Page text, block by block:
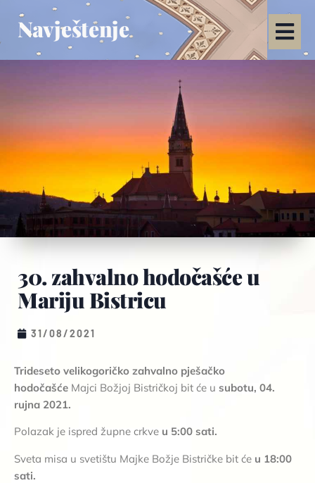
Navještenje
30. zahvalno hodočašće u
Mariju Bistricu
31/08/2021
Trideseto velikogoričko zahvalno pješačko
hodočašće Majci Božjoj Bistričkoj bit će u subotu, 04.
rujna 2021.
Polazak je ispred župne crkve u 5:00 sati.
Sveta misa u svetištu Majke Božje Bistričke bit će u 18:00
sati.